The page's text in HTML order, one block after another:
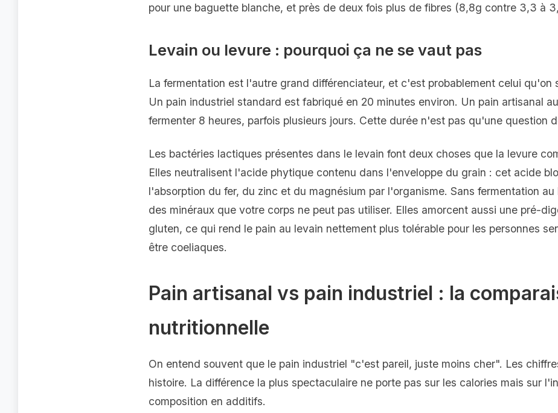
pour une baguette blanche, et près de deux fois plus de fibres (8,8g contre 3,3 à
Levain ou levure : pourquoi ça ne se vaut pas
La fermentation est l'autre grand différenciateur, et c'est probablement celui qu'on
Un pain industriel standard est fabriqué en 20 minutes environ. Un pain artisanal
fermenter 8 heures, parfois plusieurs jours. Cette durée n'est pas qu'une question
Les bactéries lactiques présentes dans le levain font deux choses que la levure
Elles neutralisent l'acide phytique contenu dans l'enveloppe du grain : cet acide
l'absorption du fer, du zinc et du magnésium par l'organisme. Sans fermentation
des minéraux que votre corps ne peut pas utiliser. Elles amorcent aussi une pré-
gluten, ce qui rend le pain au levain nettement plus tolérable pour les personnes
être coeliaques.
Pain artisanal vs pain industriel : la
nutritionnelle
On entend souvent que le pain industriel "c'est pareil, juste moins cher". Les
histoire. La différence la plus spectaculaire ne porte pas sur les calories mais sur
composition en additifs.